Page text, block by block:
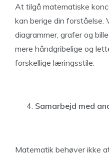
At tilgå matematiske
kan berige din forståelse.
diagrammer, grafer og
mere håndgribelige og
forskellige læringsstile.
Samarbejd med
Matematik behøver ikke